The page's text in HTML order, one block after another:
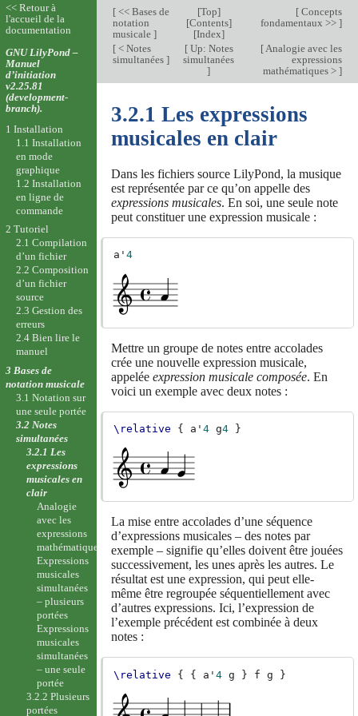
[<< Bases de
notation
musicale ]
[Top]
[Contents]
[Index]
[Concepts
fondamentaux >> ]
[< Notes
simultanées ]
[Up: Notes
simultanées
]
[Analogie avec les
expressions
mathématiques > ]
3.2.1 Les expressions
musicales en clair
Dans les fichiers source LilyPond, la musique
est représentée par ce qu’on appelle des
expressions musicales. En soi, une seule note
peut constituer une expression musicale :
a' 4
Mettre un groupe de notes entre accolades
crée une nouvelle expression musicale,
appelée expression musicale composée. En
voici un exemple avec deux notes :
\relative { a' 4 g4 }
La mise entre accolades d’une séquence
d’expressions musicales – des notes par
exemple – signifie qu’elles doivent être jouées
successivement, les unes après les autres. Le
résultat est une expression, qui peut elle-
même être regroupée séquentiellement avec
d’autres expressions. Ici, l’expression de
l’exemple précédent est combinée à deux
notes :
\relative { { a' 4 g } f g }
<< Retour à
l'accueil de la
documentation
GNU LilyPond –
Manuel
d’initiation
v2.25.81
(development-
branch).
1 Installation
1.1 Installation
en mode
graphique
1.2 Installation
en ligne de
commande
2 Tutoriel
2.1 Compilation
d’un fichier
2.2 Composition
d’un fichier
source
2.3 Gestion des
erreurs
2.4 Bien lire le
manuel
3 Bases de
notation musicale
3.1 Notation sur
une seule portée
3.2 Notes
simultanées
3.2.1 Les
expressions
musicales en
clair
Analogie
avec les
expressions
mathématiques
Expressions
musicales
simultanées
– plusieurs
portées
Expressions
musicales
simultanées
– une seule
portée
3.2.2 Plusieurs
portées